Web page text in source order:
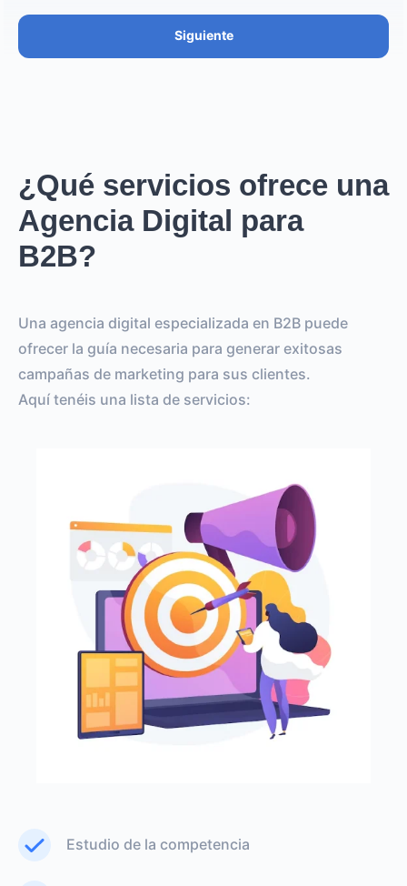
Siguiente
¿Qué servicios ofrece una
Agencia Digital para
B2B?
Una agencia digital especializada en B2B puede
ofrecer la guía necesaria para generar exitosas
campañas de marketing para sus clientes.
Aquí tenéis una lista de servicios:
Estudio de la competencia